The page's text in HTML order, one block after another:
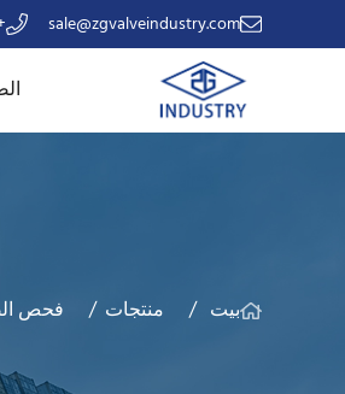
sale@zgvalveindustry.com
بيت منتجات فحص